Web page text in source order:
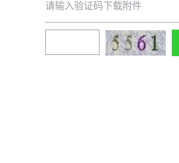
请输入验证码下载附件